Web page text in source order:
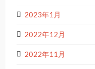
2023年1月
2022年12月
2022年11月